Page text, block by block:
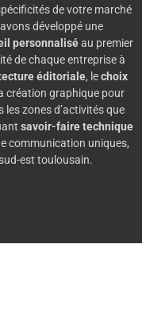
de votre marché
développé une
personnaliséau premier
de chaque entreprise à
éditoriale, lechoix
création graphique pour
zones d’activités que
savoir-faire technique
communication uniques,
est toulousain.